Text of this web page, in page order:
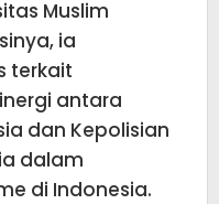
Muslim
ia
terkait
antara
dan Kepolisian
dalam
di Indonesia.